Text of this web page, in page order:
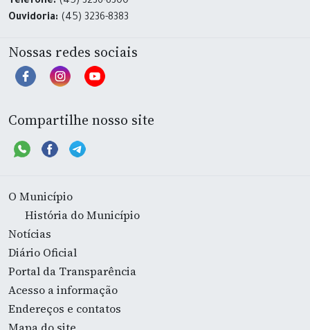
Ouvidoria: (45) 3236-8383
Nossas redes sociais
Compartilhe nosso site
O Município
História do Município
Notícias
Diário Oficial
Portal da Transparência
Acesso a informação
Endereços e contatos